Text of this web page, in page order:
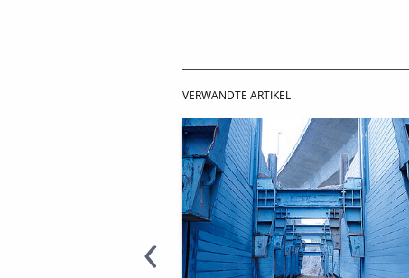
VERWANDTE ARTIKEL